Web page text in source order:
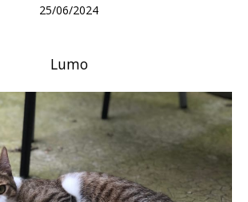
25/06/2024
Lumo